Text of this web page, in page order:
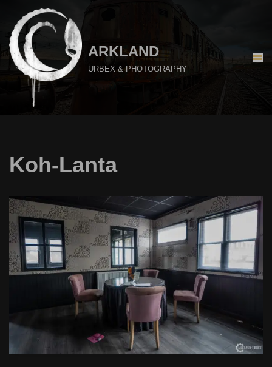
Aller
au
contenu
ARKLAND
URBEX & PHOTOGRAPHY
Koh-Lanta